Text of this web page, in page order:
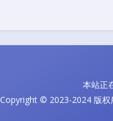
本站正
Copyright © 2023-2024 版